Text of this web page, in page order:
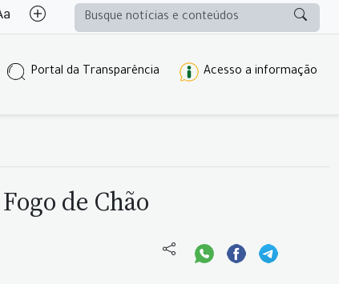
Portal da Transparência Acesso a informação
de Chão